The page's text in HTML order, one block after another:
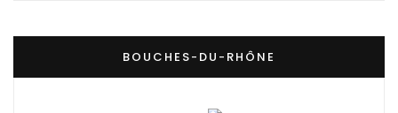
BOUCHES-DU-RHÔNE